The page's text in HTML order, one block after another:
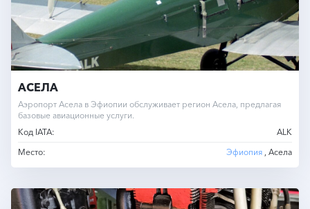
АСЕЛА
Аэропорт Асела в Эфиопии обслуживает регион Асела, предлагая
базовые авиационные услуги.
Код IATA:
ALK
Место:
Эфиопия , Асела